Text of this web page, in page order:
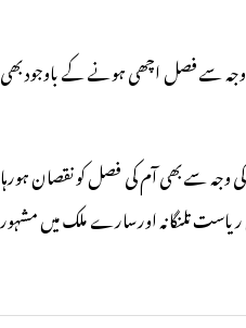
وجہ سے فصل اچھی ہونے کے باوجود بھی
وجہ سے بھی آم کی فصل کو نقصان ہورہا
تلنگانہ اورسارے ملک میں مشہور